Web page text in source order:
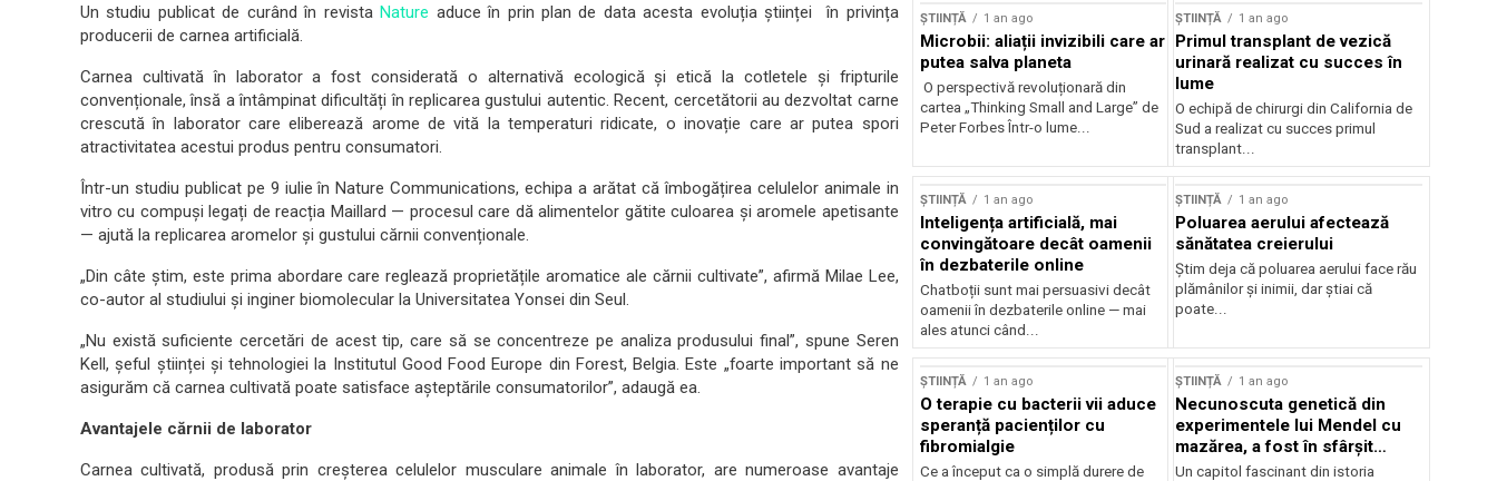
Un studiu publicat de curând în revistaNature aduce în prin plan de data acesta evoluția științei în privința
producerii de carnea artificială.
Carnea cultivată în laborator a fost considerată o alternativă ecologică și etică la cotletele și fripturile
convenționale, însă a întâmpinat dificultăți în replicarea gustului autentic. Recent, cercetătorii au dezvoltat carne
crescută în laborator care eliberează arome de vită la temperaturi ridicate, o inovație care ar putea spori
atractivitatea acestui produs pentru consumatori.
Într-un studiu publicat pe 9 iulie în Nature Communications, echipa a arătat că îmbogățirea celulelor animale in
vitro cu compuși legați de reacția Maillard — procesul care dă alimentelor gătite culoarea și aromele apetisante
— ajută la replicarea aromelor și gustului cărnii convenționale.
„Din câte știm, este prima abordare care reglează proprietățile aromatice ale cărnii cultivate”, afirmă Milae Lee,
co-autor al studiului și inginer biomolecular la Universitatea Yonsei din Seul.
„Nu există suficiente cercetări de acest tip, care să se concentreze pe analiza produsului final”, spune Seren
Kell, șeful științei și tehnologiei la Institutul Good Food Europe din Forest, Belgia. Este „foarte important să ne
asigurăm că carnea cultivată poate satisface așteptările consumatorilor”, adaugă ea.
Avantajele cărnii de laborator
Carnea cultivată, produsă prin creșterea celulelor musculare animale în laborator, are numeroase avantaje
ȘTIINȚĂ 1 an ago
Microbii: aliații invizibili care ar
putea salva planeta
O perspectivă revoluționară din
cartea „Thinking Small and Large” de
Peter Forbes Într-o lume...
ȘTIINȚĂ 1 an ago
Primul transplant de vezică
urinară realizat cu succes în
lume
O echipă de chirurgi din California de
Sud a realizat cu succes primul
transplant...
ȘTIINȚĂ 1 an ago
Inteligența artificială, mai
convingătoare decât oamenii
în dezbaterile online
Chatboții sunt mai persuasivi decât
oamenii în dezbaterile online — mai
ales atunci când...
ȘTIINȚĂ 1 an ago
Poluarea aerului afectează
sănătatea creierului
Știm deja că poluarea aerului face rău
plămânilor și inimii, dar știai că
poate...
ȘTIINȚĂ 1 an ago
O terapie cu bacterii vii aduce
speranță pacienților cu
fibromialgie
Ce a început ca o simplă durere de
ȘTIINȚĂ 1 an ago
Necunoscuta genetică din
experimentele lui Mendel cu
mazărea, a fost în sfârșit
rezolvară
Un capitol fascinant din istoria